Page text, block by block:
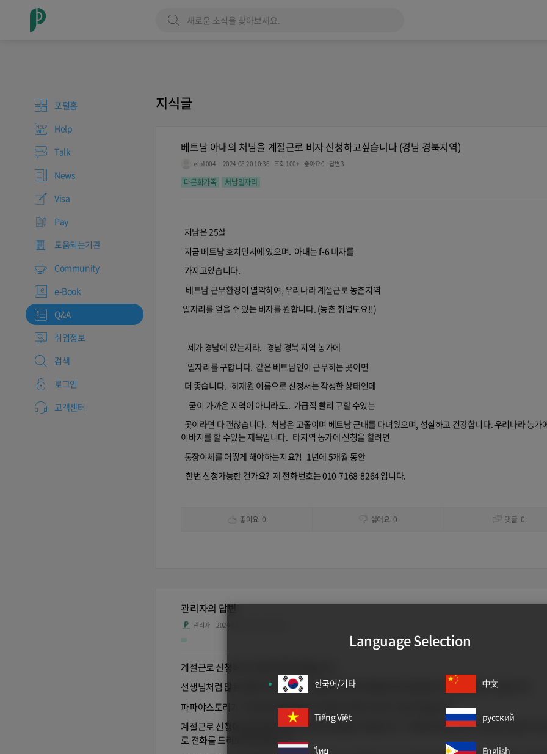
포털홈
Help
Talk
News
Visa
Pay
도움되는기관
Community
e-Book
Q&A
취업정보
검색
로그인
고객센터
지식글
베트남 아내의 처남을 계절근로 비자 신청하고싶습니다 (경남 경북지역)
elp1004 2024.08.20 10:36 조회 100+ 좋아요 0 답변 3
다문화가족 처남일자리
처남은 25살
지금 베트남 호치민시에 있으며. 아내는 f-6 비자를
가지고있습니다.
베트남 근무환경이 열악하여, 우리나라 계절근로 농촌지역
일자리를 얻을 수 있는 비자를 원합니다. (농촌 취업도요!!)
제가 경남에 있는지라. 경남 경북 지역 농가에
일자리를 구합니다. 같은 베트남인이 근무하는 곳이면
더 좋습니다. 하재원 이름으로 신청서는 작성한 상태인데
굳이 가까운 지역이 아니라도.. 가급적 빨리 구할 수있는
곳이라면 다 괜찮습니다. 처남은 고졸이며 베트남 군대를 다녀왔으며, 성실하고 건강합니다. 우리나라 농가
이바지를 할 수있는 재목입니다. 타지역 농가에 신청을 할려면
통장이체를 어떻게 해야하는지요?! 1년에 5개월 동안
한번 신청가능한 건가요? 제 전화번호는 010-7168-8264 입니다.
좋아요 0 싫어요 0 댓글 0
관리자의 답변
관리자 2024.08.21 23:20
계절근로 신청하신 내역은 확인하였습니다.
선생님처럼 많은 결혼이민자와 그 가족들이 한국에 계절근로자로 들어오기 위해 애쓰고 있습니다.
파파야스토리가 그에 따른 역할을 하기 위해 노력하고 있으나 쉽지 않습니다.
계절근로 신청에 따른 통장이체는 현재 하실 필요가 없습니다. 그대로 접수됐으며 구체적인 성과가 나오
로 전화를 드리도록하겠습니다.
Language Selection
한국어/기타 中文
Tiếng Việt русский
ไทย English